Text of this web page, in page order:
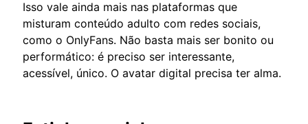
Isso vale ainda mais nas plataformas que
misturam conteúdo adulto com redes sociais,
como o OnlyFans. Não basta mais ser bonito ou
performático: é preciso ser interessante,
acessível, único. O avatar digital precisa ter alma.